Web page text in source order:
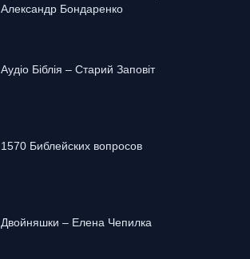
Александр Бондаренко
Аудіо Біблія – Старий Заповіт
1570 Библейских вопросов
Двойняшки – Елена Чепилка